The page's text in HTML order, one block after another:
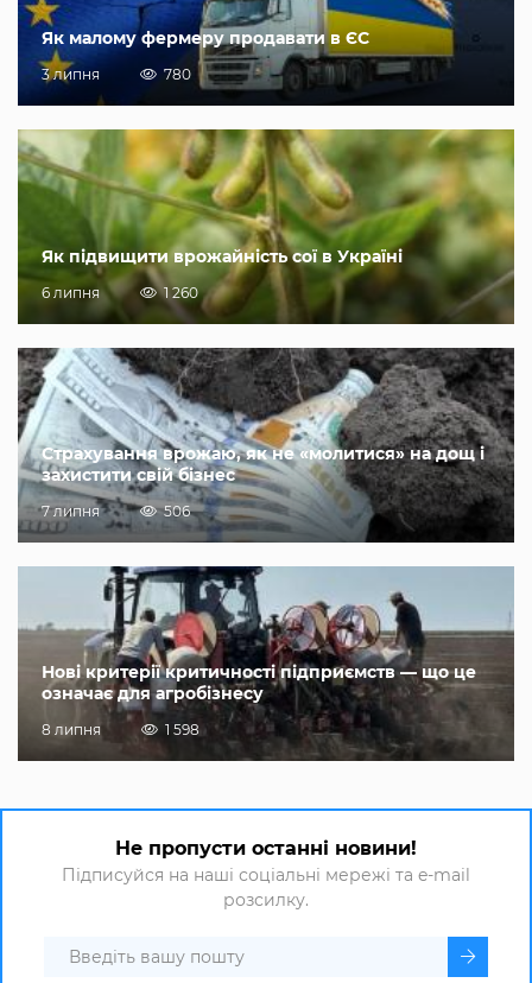
Як малому фермеру продавати в ЄС
3 липня 780
Як підвищити врожайність сої в Україні
6 липня 1 260
Страхування врожаю, як не «молитися» на дощ і
захистити свій бізнес
7 липня 506
Нові критерії критичності підприємств — що це
означає для агробізнесу
8 липня 1 598
Не пропусти останні новини!
Підписуйся на наші соціальні мережі та e-mail
розсилку.